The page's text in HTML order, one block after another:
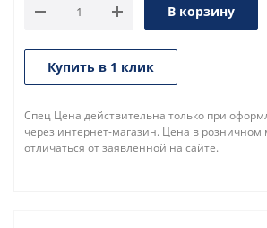
В корзину
Купить в 1 клик
Спец Цена действительна только при
через интернет-магазин. Цена в розничном
отличаться от заявленной на сайте.